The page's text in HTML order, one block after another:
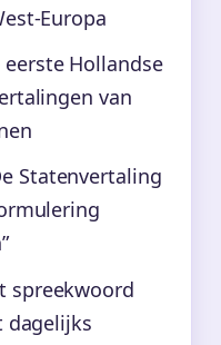
Europa
Hollandse
van
Statenvertaling
dagelijks